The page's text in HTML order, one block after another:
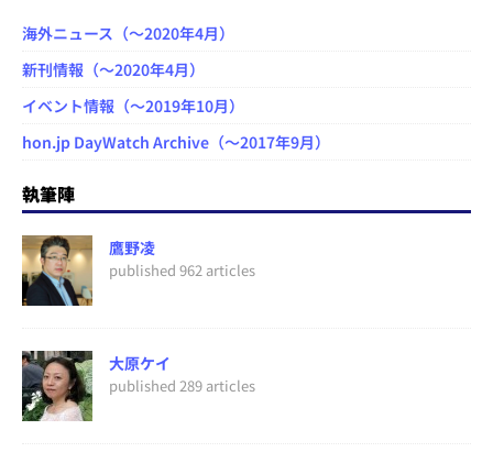
海外ニュース（～2020年4月）
新刊情報（～2020年4月）
イベント情報（～2019年10月）
hon.jp DayWatch Archive（～2017年9月）
執筆陣
鷹野凌
published 962 articles
大原ケイ
published 289 articles